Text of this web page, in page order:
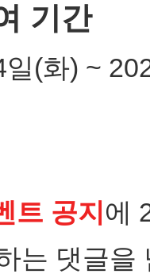
기간
(화) ~
트 공지 에
는 댓글을